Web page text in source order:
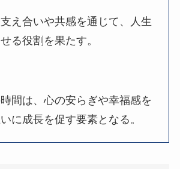
え合いや共感を通じて、人生
る役割を果たす。
間は、心の安らぎや幸福感を
に成長を促す要素となる。